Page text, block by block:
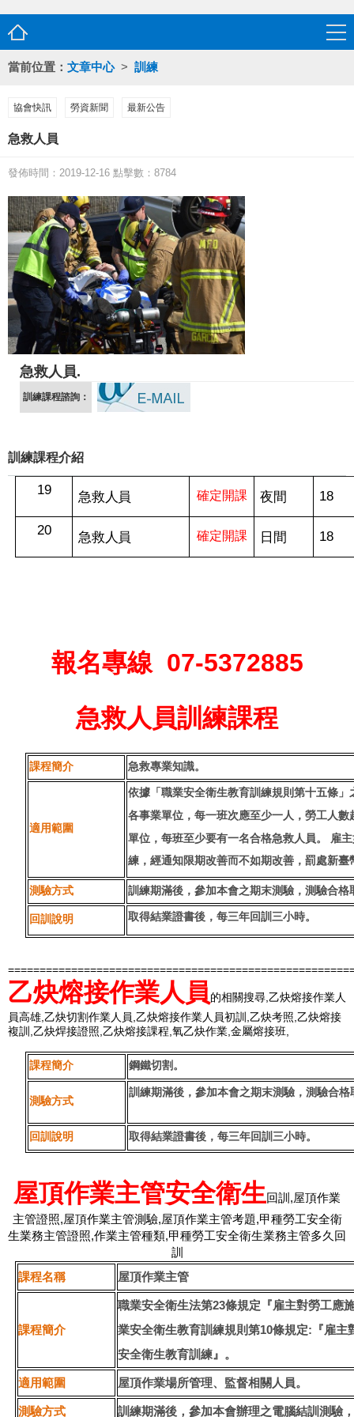
當前位置： 文章中心 > 訓練
協會快訊 勞資新聞 最新公告
急救人員
發佈時間：2019-12-16 點擊數：8784
急救人員.
訓練課程諮詢：
訓練課程介紹
19 急救人員 確定開課 夜間 18
20 急救人員 確定開課 日間 18
報名專線 07-5372885
急救人員訓練課程
課程簡介 急救專業知識。
適用範圍
依據「職業安全衛生教育訓練規則第十五條
各事業單位，每一班次應至少一人，勞工人數
單位，每班至少要有一名合格急救人員。
雇
練，經通知限期改善而不如期改善，罰處新
測驗方式 訓練期滿後，參加本會之期末測驗，測驗合格
回訓說明 取得結業證書後，每三年回訓三小時。
乙炔熔接作業人員 的相關搜尋 乙炔熔接作業人
員高雄 乙炔切割作業人員 乙炔熔接作業人員初訓 乙炔考照 乙炔熔接
複訓 乙炔焊接證照 乙炔熔接課程 氧乙炔作業 金屬熔接班
課程簡介 鋼鐵切割。
測驗方式
訓練期滿後，參加本會之期末測驗，測驗合格
回訓說明 取得結業證書後，每三年回訓三小時。
屋頂作業主管安全衛生回訓 ,屋頂作業
主管證照,屋頂作業主管測驗,屋頂作業主管考題,甲種勞工安全衛
生業務主管證照,作業主管種類,甲種勞工安全衛生業務主管多久回
訓
課程名稱
屋頂作業主管
課程簡介
職業安全衛生法第23條規定『雇主對勞工應
業安全衛生教育訓練規則第10條規定: 『雇
安全衛生教育訓練』。
適用範圍 屋頂作業場所管理、監督相關人員。
測驗方式 訓練期滿後，參加本會辦理之電腦結訓測驗